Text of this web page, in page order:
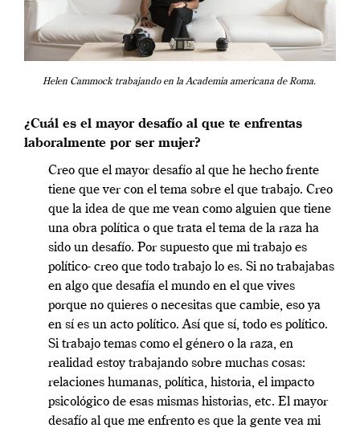
Helen Cammock trabajando en la Academia americana de Roma.
¿Cuál es el mayor desafío al que te enfrentas
laboralmente por ser mujer?
Creo que el mayor desafío al que he hecho frente
tiene que ver con el tema sobre el que trabajo. Creo
que la idea de que me vean como alguien que tiene
una obra política o que trata el tema de la raza ha
sido un desafío. Por supuesto que mi trabajo es
político- creo que todo trabajo lo es. Si no trabajabas
en algo que desafía el mundo en el que vives
porque no quieres o necesitas que cambie, eso ya
en sí es un acto político. Así que sí, todo es político.
Si trabajo temas como el género o la raza, en
realidad estoy trabajando sobre muchas cosas:
relaciones humanas, política, historia, el impacto
psicológico de esas mismas historias, etc. El mayor
desafío al que me enfrento es que la gente vea mi